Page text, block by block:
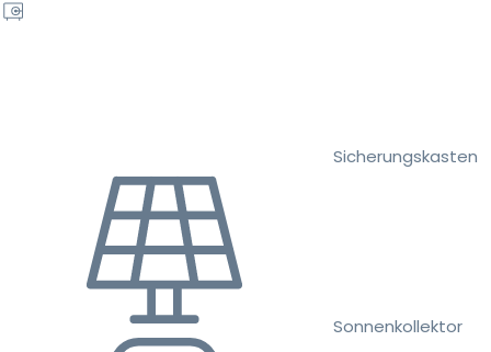
Sicherungskasten
Sonnenkollektor